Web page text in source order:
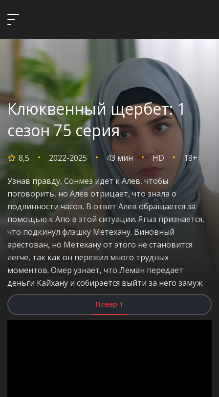
Клюквенный щербет: 1
сезон 75 серия
8,5 2022-2025 43 мин HD 18+
Узнав правду, Сонмез идет к Алев, чтобы
поговорить, но Алев отрицает, что знала о
подлинности часов. В ответ Алев обращается за
помощью к Апо в этой ситуации. Ягыз признается,
что подкинул флэшку Метехану. Виновный
арестован, но Метехану от этого не становится
легче, так как он пережил много трудных
моментов. Омер узнает, что Леман передает
деньги Кайхану и собирается выйти за него замуж.
Плеер 1